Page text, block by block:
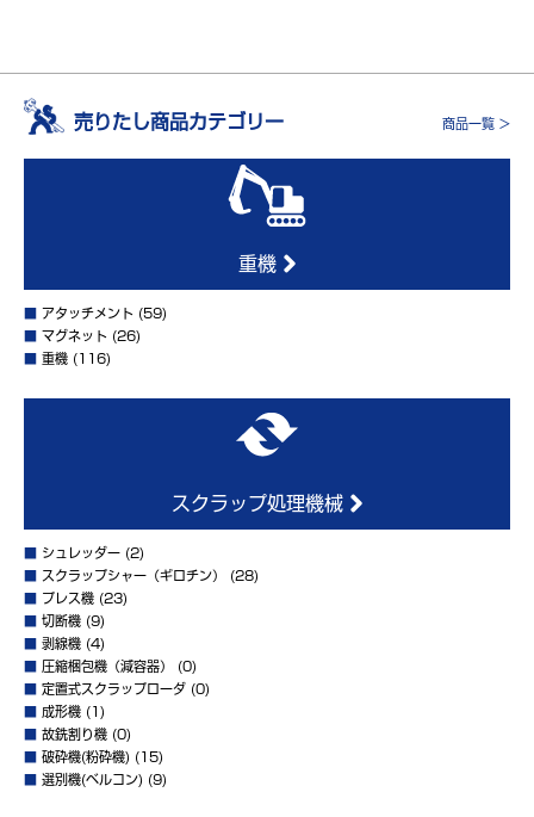
売りたし商品カテゴリー 商品一覧 >
重機
アタッチメント (59)
マグネット (26)
重機 (116)
スクラップ処理機械
シュレッダー (2)
スクラップシャー（ギロチン）
(28)
プレス機 (23)
切断機 (9)
剥線機 (4)
圧縮梱包機（減容器）
(0)
定置式スクラップローダ (0)
成形機 (1)
故銑割り機 (0)
破砕機(粉砕機) (15)
選別機(ベルコン) (9)